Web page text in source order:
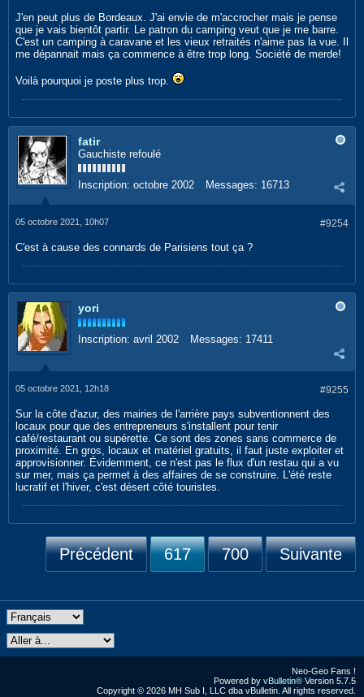
J'en peut plus de Bordeaux. J'ai envie de m'accrocher mais je pense
que je vais bientôt partir. Le patron du camping veut que je me barre.
C'est un camping à caravane et les vieux retraités n'aime pas la vue. Il
me dépannait mais ça commence à être trop long. Société de merde!
Voilà pourquoi je poste plus trop.
fatir
Gauchiste refoulé
Inscription: octobre 2002 Messages: 16713
#9254
05 octobre 2021, 10h07
C'est à cause des connards de Parisiens tout ça ?
yori
Inscription: avril 2002 Messages: 17411
#9255
05 octobre 2021, 12h18
Sur la côte d'azur, des mairies de l'arrière pays subventionnent des
locaux pour que des entrepreneurs s'installent pour tenir
café/restaurant ou supérette. Ce sont des zones sans commerce de
proximité. En gros, locaux et matériel gratuits, il faut juste exploiter et
approvisionner. Évidemment, ce n'est pas le flux d'un restau qui a vu
sur mer, mais ça permet à des affaires de se construire. L'été reste
lucratif et l'hiver, c'est désert côté touristes.
Précédent 617 700 Suivante
Neo-Geo Fans !
Powered by vBulletin® Version 5.7.5
Copyright © 2026 MH Sub I, LLC dba vBulletin. All rights reserved.